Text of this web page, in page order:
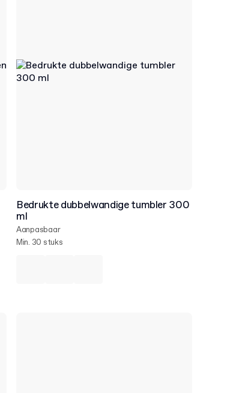
Bedrukte dubbelwandige tumbler 300
ml
Aanpasbaar
Min. 30 stuks